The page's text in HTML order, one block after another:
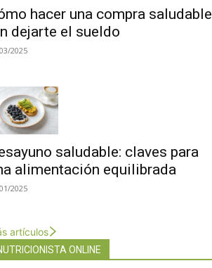
hacer una compra saludable
dejarte el sueldo
2025
saludable: claves para
alimentación equilibrada
2025
artículos
ONLINE